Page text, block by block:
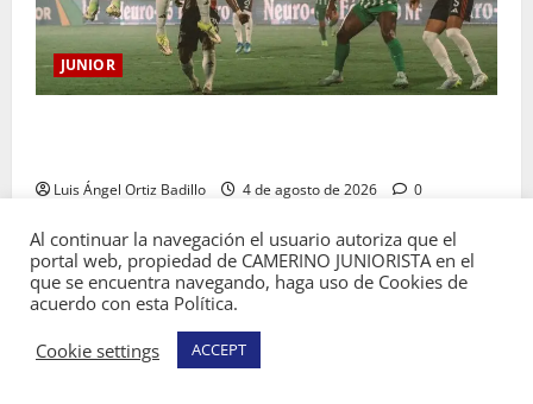
JUNIOR
Luis Ángel Ortiz Badillo 4 de agosto de 2026 0
Copyright © Todos los derechos reservados
Camerino Juniorista.|MoreNews
Al continuar la navegación el usuario autoriza que el
portal web, propiedad de CAMERINO JUNIORISTA en el
que se encuentra navegando, haga uso de Cookies de
acuerdo con esta Política.
Cookie settings
ACCEPT